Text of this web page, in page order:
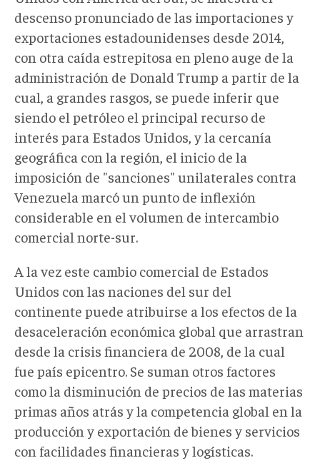
descenso pronunciado de las importaciones y
exportaciones estadounidenses desde 2014,
con otra caída estrepitosa en pleno auge de la
administración de Donald Trump a partir de la
cual, a grandes rasgos, se puede inferir que
siendo el petróleo el principal recurso de
interés para Estados Unidos, y la cercanía
geográfica con la región, el inicio de la
imposición de "sanciones" unilaterales contra
Venezuela marcó un punto de inflexión
considerable en el volumen de intercambio
comercial norte-sur.
A la vez este cambio comercial de Estados
Unidos con las naciones del sur del
continente puede atribuirse a los efectos de la
desaceleración económica global que arrastran
desde la crisis financiera de 2008, de la cual
fue país epicentro. Se suman otros factores
como la disminución de precios de las materias
primas años atrás y la competencia global en la
producción y exportación de bienes y servicios
con facilidades financieras y logísticas.